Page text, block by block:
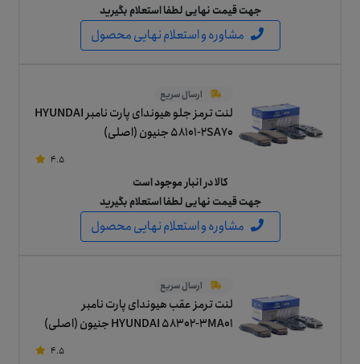
جهت قیمت نهایی لطفا استعلام بگیرید
مشاوره و استعلام نهایی محصول
ارسال سریع
لنت ترمز جلو هیوندای پارت نامبر HYUNDAI
58101-2SA70 جنیون (اصلی)
4.5
کالا در انبار موجود است
جهت قیمت نهایی لطفا استعلام بگیرید
مشاوره و استعلام نهایی محصول
ارسال سریع
لنت ترمز عقب هیوندای پارت نامبر
HYUNDAI 58302-3MA01 جنیون (اصلی)
4.5